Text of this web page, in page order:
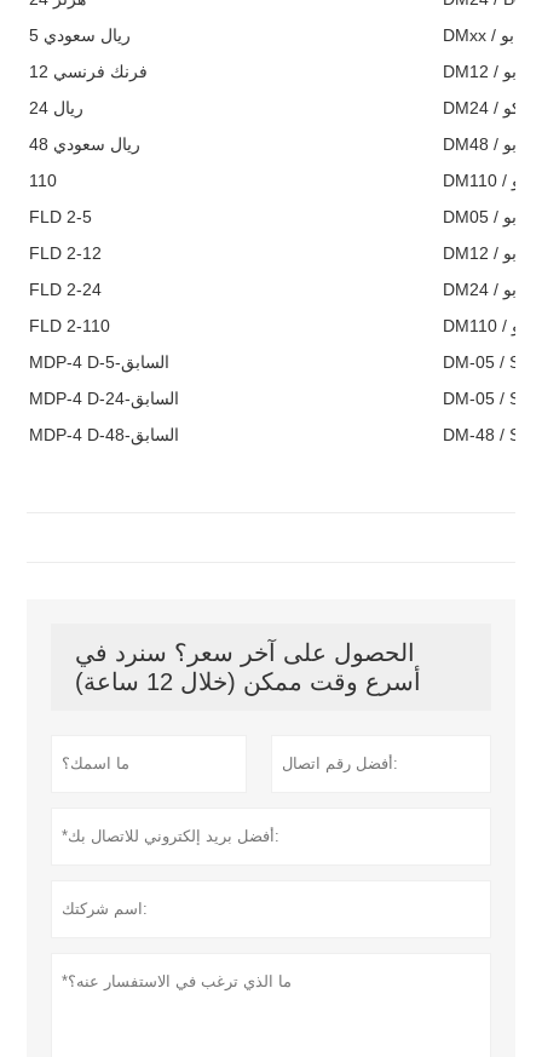
ريال سعودي 5
DMxx / بو
فرنك فرنسي 12
DM12 / بو
ريال 24
DM24 / كو
48 ريال سعودي
DM48 / بو
110
DM110 / بو
FLD 2-5
DM05 / بو
FLD 2-12
DM12 / بو
FLD 2-24
DM24 / بو
FLD 2-110
DM110 / بو
MDP-4 D-5-السابق
DM-05 / S4
MDP-4 D-24-السابق
DM-05 / S4
MDP-4 D-48-السابق
DM-48 / S4
الحصول على آخر سعر؟ سنرد في
أسرع وقت ممكن (خلال 12 ساعة)